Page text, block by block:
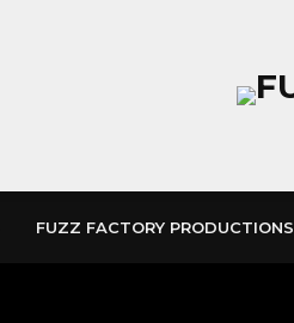
FUZZ FACTORY PRODUCTIONS